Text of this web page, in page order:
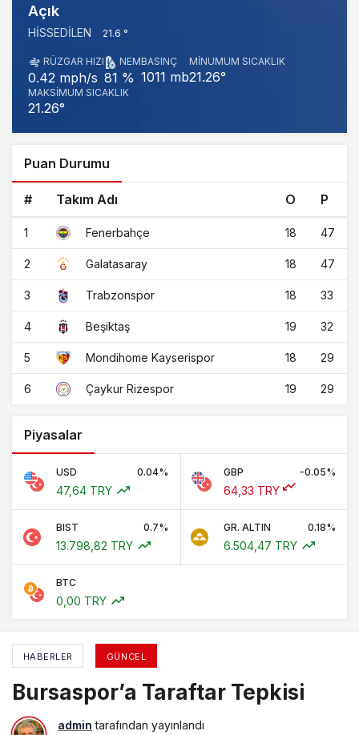
Açık
HISSEDILEN 21.6 °
RÜZGAR HIZI
0.42 mph/s
NEM
81 %
BASINÇ
1011 mb
MINUMUM SICAKLIK
21.26°
MAKSIMUM SICAKLIK
21.26°
Puan Durumu
# Takım Adı O P
1 Fenerbahçe 18 47
2 Galatasaray 18 47
3 Trabzonspor 18 33
4 Beşiktaş 19 32
5 Mondihome Kayserispor 18 29
6 Çaykur Rizespor 19 29
Piyasalar
USD 0.04%
47,64 TRY
GBP -0.05%
64,33 TRY
BIST 0.7%
13.798,82 TRY
GR. ALTIN 0.18%
6.504,47 TRY
BTC
0,00 TRY
HABERLER GÜNCEL
Bursaspor’a Taraftar Tepkisi
admin tarafından yayınlandı